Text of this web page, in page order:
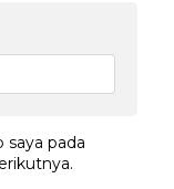
saya pada